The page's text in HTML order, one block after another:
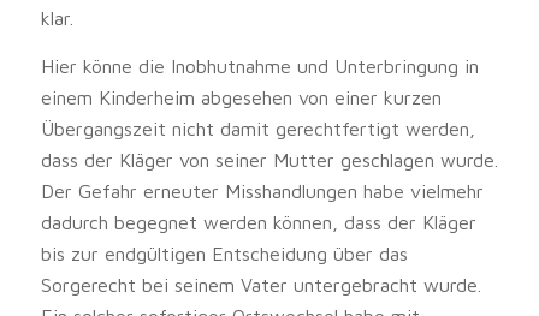
klar.
Hier könne die Inobhutnahme und Unterbringung in
einem Kinderheim abgesehen von einer kurzen
Übergangszeit nicht damit gerechtfertigt werden,
dass der Kläger von seiner Mutter geschlagen wurde.
Der Gefahr erneuter Misshandlungen habe vielmehr
dadurch begegnet werden können, dass der Kläger
bis zur endgültigen Entscheidung über das
Sorgerecht bei seinem Vater untergebracht wurde.